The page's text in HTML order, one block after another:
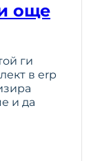
още
ги
в erp
и да